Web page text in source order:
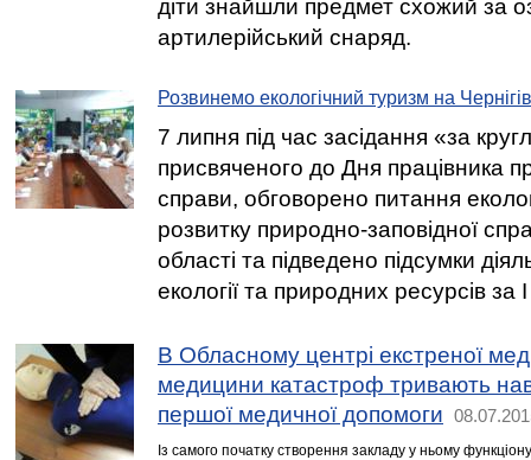
діти знайшли предмет схожий за
артилерійський снаряд.
Розвинемо екологічний туризм на
7 липня під час засідання «за
присвяченого до Дня працівника
справи, обговорено питання
розвитку природно-заповідної
області та підведено підсумки
екології та природних ресурсів за І
В Обласному центрі екстреної
медицини катастроф тривають
першої медичної допомоги
Із самого початку створення закладу у ньому